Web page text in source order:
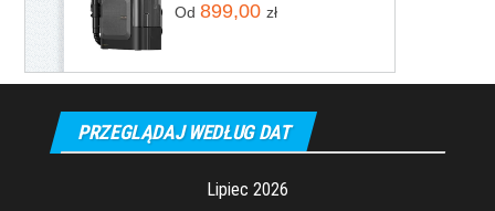
Od 899,00 zł
PRZEGLĄDAJ WEDŁUG DAT
Lipiec 2026